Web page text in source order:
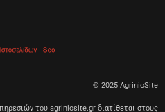
© 2025 AgrinioSite
του agriniosite.gr διατίθεται στους